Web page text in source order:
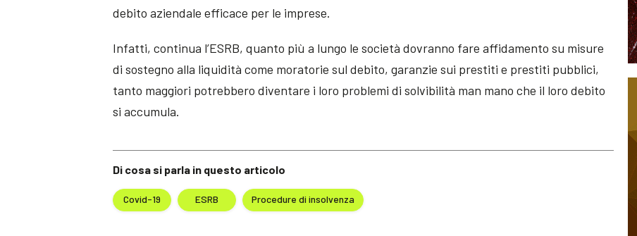
Di cosa si parla in questo articolo
Covid-19 ESRB Procedure di insolvenza
debito aziendale efficace per le imprese.
Infatti, continua l’ESRB, quanto più a lungo le società dovranno fare affidamento su misure
di sostegno alla liquidità come moratorie sul debito, garanzie sui prestiti e prestiti pubblici,
tanto maggiori potrebbero diventare i loro problemi di solvibilità man mano che il loro debito
si accumula.